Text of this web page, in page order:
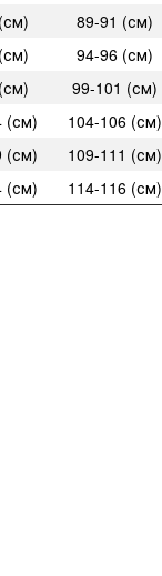
89-91 (см)
94-96 (см)
99-101 (см)
(см)
104-106 (см)
(см)
109-111 (см)
(см) 114-116 (см)